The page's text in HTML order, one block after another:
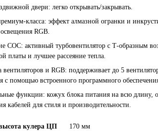
двери: легко открывать/закрывать.
класса: эффект алмазной огранки и
RGB.
COC: активный турбовентилятор с Т-образным
платы и лучшее рассеяние тепла.
и RGB: поддерживает до 5
с помощью встроенного программного
функции: кожух блока питания на всю длину,
кабелей для стиля и производительности.
кулера ЦП 170 мм